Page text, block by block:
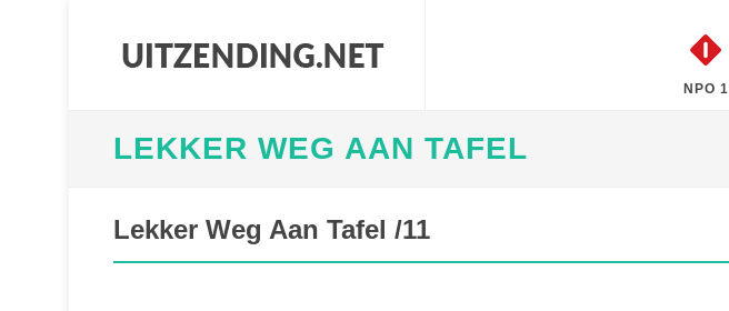
NPO 1
LEKKER WEG AAN TAFEL
Lekker Weg Aan Tafel /11